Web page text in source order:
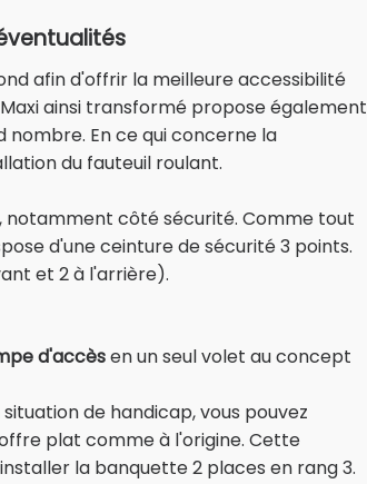
afin d'offrir la meilleure accessibilité
Maxi ainsi transformé propose également
nombre. En ce qui concerne la
du fauteuil roulant.
notamment côté sécurité. Comme tout
d'une ceinture de sécurité 3 points.
et 2 à l'arrière).
d'accèsen un seul volet au concept
de handicap, vous pouvez
plat comme à l'origine. Cette
la banquette 2 places en rang 3.